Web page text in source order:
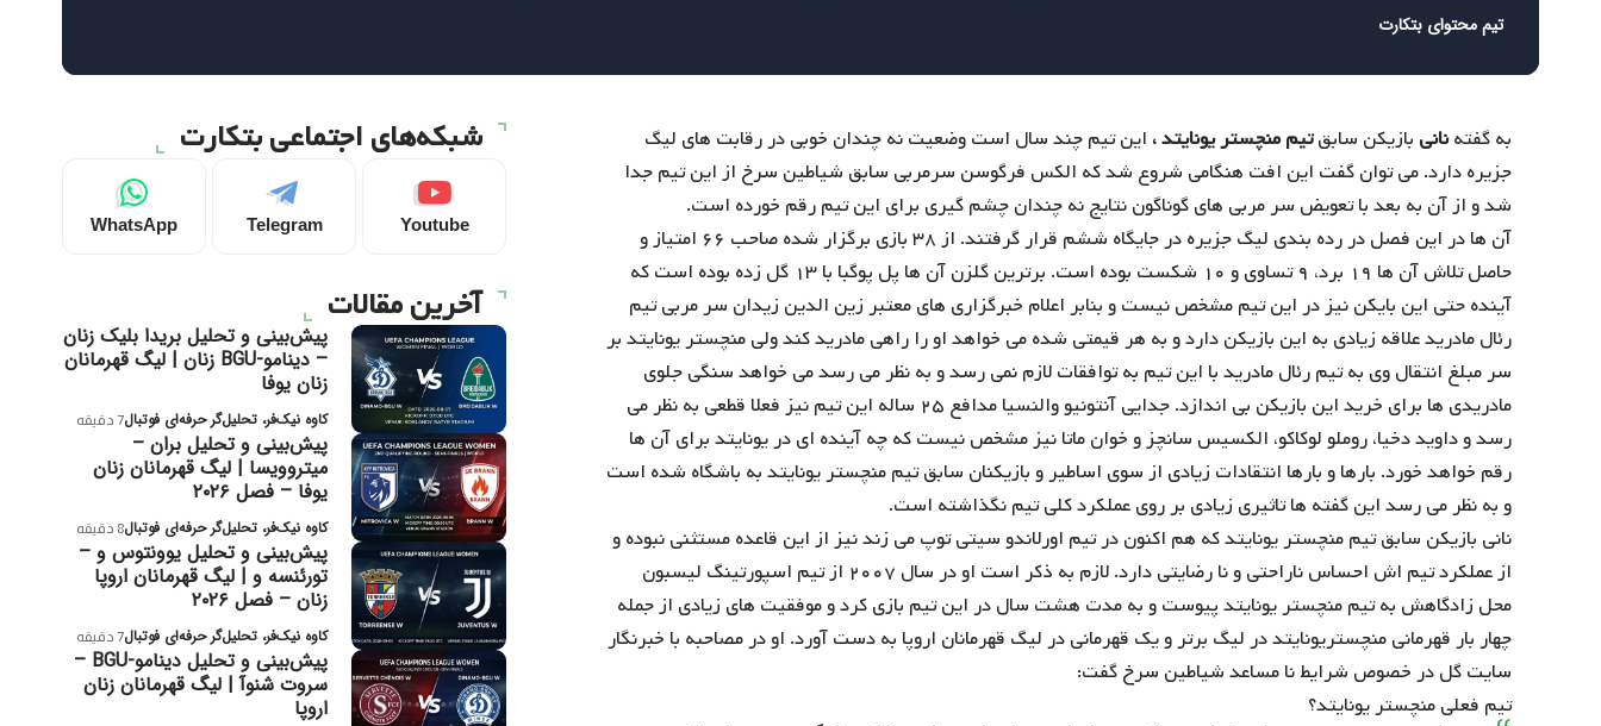
تیم محتوای بتکارت
به گفتهنانی بازیکن سابقتیم منچستر یونایتد ، این تیم چند سال است وضعیت نه چندان خوبی در رقابت های لیگ
جزیره دارد. می توان گفت این افت هنگامی شروع شد که الکس فرگوسن سرمربی سابق شیاطین سرخ از این تیم جدا
شد و از آن به بعد با تعویض سر مربی های گوناگون نتایج نه چندان چشم گیری برای این تیم رقم خورده است.
آن ها در این فصل در رده بندی لیگ جزیره در جایگاه ششم قرار گرفتند. از ۳۸ بازی برگزار شده صاحب ۶۶ امتیاز و
حاصل تلاش آن ها ۱۹ برد، ۹ تساوی و ۱۰ شکست بوده است. برترین گلزن آن ها پل پوگبا با ۱۳ گل زده بوده است که
آینده حتی این بایکن نیز در این تیم مشخص نیست و بنابر اعلام خبرگزاری های معتبر زین الدین زیدان سر مربی تیم
رئال مادرید علاقه زیادی به این بازیکن دارد و به هر قیمتی شده می خواهد او را راهی مادرید کند ولی منچستر یونایتد بر
سر مبلغ انتقال وی به تیم رئال مادرید با این تیم به توافقات لازم نمی رسد و به نظر می رسد می خواهد سنگی جلوی
مادریدی ها برای خرید این بازیکن بی اندازد. جدایی آنتونیو والنسیا مدافع ۲۵ ساله این تیم نیز فعلا قطعی به نظر می
رسد و داوید دخیا، روملو لوکاکو، الکسیس سانچز و خوان ماتا نیز مشخص نیست که چه آینده ای در یونایتد برای آن ها
رقم خواهد خورد. بارها و بارها انتقادات زیادی از سوی اساطیر و بازیکنان سابق تیم منچستر یونایتد به باشگاه شده است
و به نظر می رسد این گفته ها تاثیری زیادی بر روی عملکرد کلی تیم نگذاشته است.
نانی بازیکن سابق تیم منچستر یونایتد که هم اکنون در تیم اورلاندو سیتی توپ می زند نیز از این قاعده مستثنی نبوده و
از عملکرد تیم اش احساس ناراحتی و نا رضایتی دارد. لازم به ذکر است او در سال ۲۰۰۷ از تیم اسپورتینگ لیسبون
محل زادگاهش به تیم منچستر یونایتد پیوست و به مدت هشت سال در این تیم بازی کرد و موفقیت های زیادی از جمله
چهار بار قهرمانی منچستریونایتد در لیگ برتر و یک قهرمانی در لیگ قهرمانان اروپا به دست آورد. او در مصاحبه با خبرنگار
سایت گل در خصوص شرایط نا مساعد شیاطین سرخ گفت:
تیم فعلی منچستر یونایتد؟
شبکه‌های اجتماعی بتکارت
Youtube
Telegram
WhatsApp
آخرین مقالات
پیش‌بینی و تحلیل بریدا بلیک زنان
– دینامو-BGU زنان | لیگ قهرمانان
زنان یوفا
کاوه نیک‌فر، تحلیل‌گر حرفه‌ای فوتبال7 دقیقه
پیش‌بینی و تحلیل بران –
میتروویسا | لیگ قهرمانان زنان
یوفا – فصل ۲۰۲۶
کاوه نیک‌فر، تحلیل‌گر حرفه‌ای فوتبال8 دقیقه
پیش‌بینی و تحلیل یوونتوس و –
تورئنسه و | لیگ قهرمانان اروپا
زنان – فصل ۲۰۲۶
کاوه نیک‌فر، تحلیل‌گر حرفه‌ای فوتبال7 دقیقه
پیش‌بینی و تحلیل دینامو-BGU –
سروت شنوآ | لیگ قهرمانان زنان
اروپا